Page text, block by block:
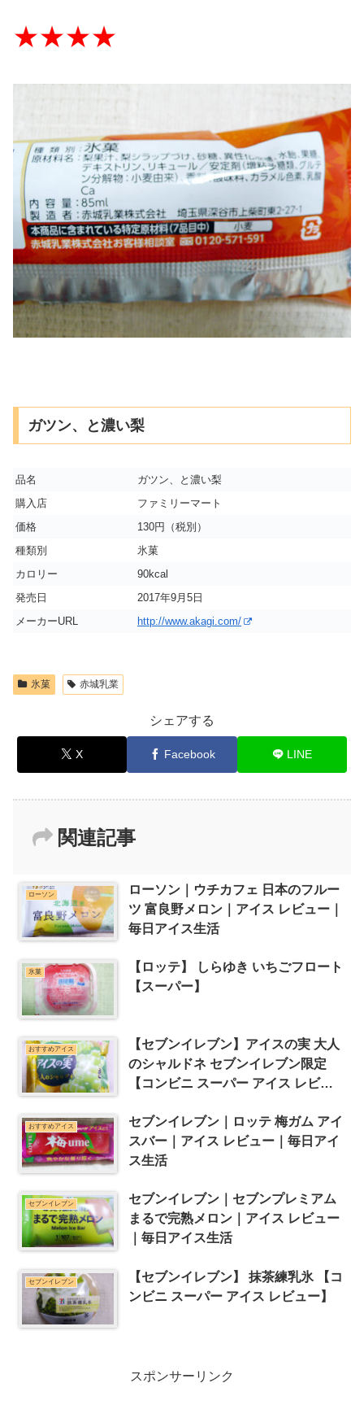
★★★★
ガツン、と濃い梨
品名
ガツン、と濃い梨
購入店
ファミリーマート
価格
130円（税別）
種類別
氷菓
カロリー
90kcal
発売日
2017年9月5日
メーカーURL
http://www.akagi.com/
氷菓 赤城乳業
シェアする
X Facebook LINE
関連記事
ローソン
ローソン｜ウチカフェ 日本のフルー
ツ 富良野メロン｜アイス レビュー｜
毎日アイス生活
氷菓
【ロッテ】 しらゆき いちごフロート
【スーパー】
おすすめアイス
【セブンイレブン】アイスの実 大人
のシャルドネ セブンイレブン限定
【コンビニ スーパー アイス レビュ
おすすめアイス
セブンイレブン｜ロッテ 梅ガム アイ
スバー｜アイス レビュー｜毎日アイ
ス生活
セブンイレブン
セブンイレブン｜セブンプレミアム
まるで完熟メロン｜アイス レビュー
｜毎日アイス生活
セブンイレブン
【セブンイレブン】 抹茶練乳氷 【コ
ンビニ スーパー アイス レビュー】
スポンサーリンク